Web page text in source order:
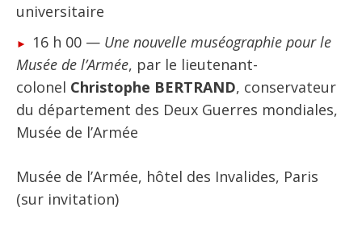
universitaire
16 h 00 — Une nouvelle muséographie pour le
Musée de l’Armée, par le lieutenant-
colonel Christophe BERTRAND, conservateur
du département des Deux Guerres mondiales,
Musée de l’Armée
Musée de l’Armée, hôtel des Invalides, Paris
(sur invitation)